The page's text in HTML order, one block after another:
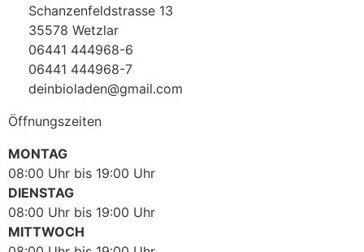
Schanzenfeldstrasse 13
35578 Wetzlar
06441 444968-6
06441 444968-7
deinbioladen@gmail.com
Öffnungszeiten
MONTAG
08:00 Uhr bis 19:00 Uhr
DIENSTAG
08:00 Uhr bis 19:00 Uhr
MITTWOCH